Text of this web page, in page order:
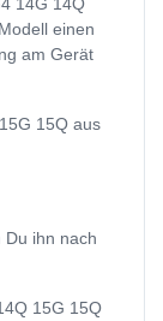
einen
am Gerät
15Q aus
Du ihn nach
15G 15Q